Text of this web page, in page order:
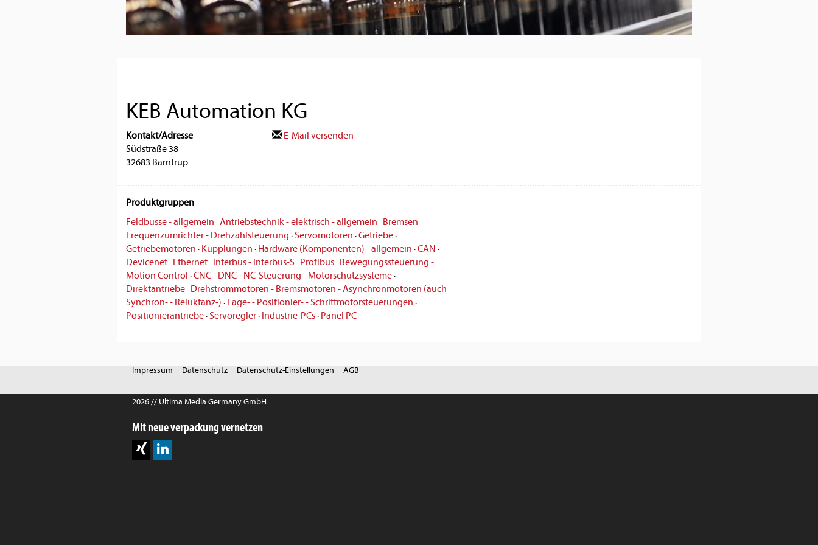
KEB Automation KG
Kontakt/Adresse
Südstraße 38
32683 Barntrup
E-Mail versenden
Produktgruppen
Feldbusse - allgemein ·Antriebstechnik - elektrisch - allgemein · Bremsen ·
Frequenzumrichter - Drehzahlsteuerung ·Servomotoren ·Getriebe·
Getriebemotoren · Kupplungen · Hardware (Komponenten) - allgemein ·CAN ·
Devicenet· Ethernet· Interbus - Interbus-S· Profibus· Bewegungssteuerung -
Motion Control ·CNC - DNC - NC-Steuerung - Motorschutzsysteme·
Direktantriebe· Drehstrommotoren - Bremsmotoren - Asynchronmotoren (auch
Synchron- - Reluktanz-) · Lage- - Positionier- - Schrittmotorsteuerungen ·
Positionierantriebe·Servoregler· Industrie-PCs· Panel PC
Impressum Datenschutz Datenschutz-Einstellungen AGB
2026 // Ultima Media Germany GmbH
Mit neue verpackung vernetzen